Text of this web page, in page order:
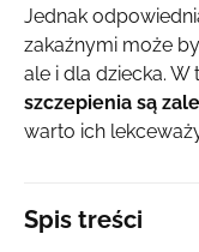
Jednak
zakaźnymi może
ale i dla dziecka.
szczepienia są
warto ich
Spis treści